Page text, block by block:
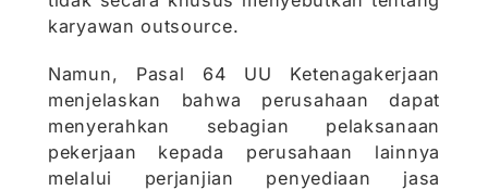
karyawan outsource.
Namun, Pasal 64 UU Ketenagakerjaan
menjelaskan bahwa perusahaan dapat
menyerahkan sebagian pelaksanaan
pekerjaan kepada perusahaan lainnya
melalui perjanjian penyediaan jasa